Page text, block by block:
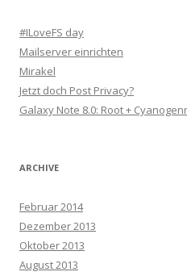
#ILoveFS day
Mailserver einrichten
Mirakel
Jetzt doch Post Privacy?
Galaxy Note 8.0: Root +
ARCHIVE
Februar 2014
Dezember 2013
Oktober 2013
August 2013